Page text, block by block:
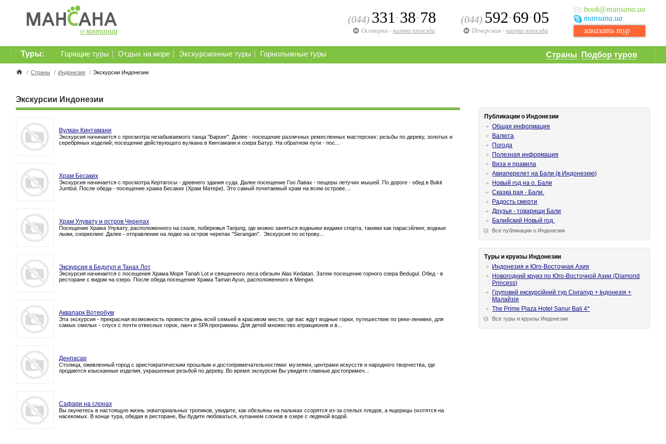
о компании
book@mansana.ua
mansana.ua
заказать тур
(044) 592- 69- 05
Печерская - карта проезда
(044) 331 - 38- 78
Осокорки - карта проезда
Страны Подбор туров
Горящие туры Отдых на море Экскурсионные туры Горнолыжные туры
Туры:
/ Страны / Индонезия / Экскурсии Индонезии
Экскурсии Индонезии
Вулкан Кинтамани
Экскурсия начинается с просмотра незабываемого танца "Баронг". Далее - посещение различных ремесленных мастерских: резьбы по дереву, золотых и
серебряных изделий; посещение действующего вулкана в Кинтамани и озера Батур. На обратном пути - пос...
Храм Бесаких
Экскурсия начинается с просмотра Кертагосы - древнего здания суда. Далее посещение Гоо Лавах - пещеры летучих мышей. По дороге - обед в Bukit
Jumbul. После обеда - посещение храма Бесаких (Храм Матери). Это самый почитаемый храм на всем острове....
Храм Улувату и остров Черепах
Посещение Храма Улувату, расположенного на скале, побережья Tanjung, где можно заняться водными видами спорта, такими как парасэйлинг, водные
лыжи, сноркелинг. Далее - отправление на лодке на остров черепах "Serangan". Экскурсия по острову...
Экскурсия в Бедугул и Танах Лот
Экскурсия начинается с посещения Храма Моря Tanah Lot и священного леса обезьян Alas Kedatan. Затем посещение горного озера Bedugul. Обед - в
ресторане с видом на озеро. После обеда посещение Храма Taman Ayun, расположенного в Mengwi.
Аквапарк Вотербум
Эта экскурсия - прекрасная возможность провести день всей семьей в красивом месте, где вас ждут водные горки, путешествие по реке-ленивке, для
самых смелых - спуск с почти отвесных горок, ланч и SPA программы. Для детей множество атракционов и в...
Денпасар
Столица, оживленный город с аристократическим прошлым и достопримечательностями: музеями, центрами искусств и народного творчества, где
продаются изысканные изделия, украшенные резьбой по дереву. Во время экскурсии Вы увидите главные достопримеч...
Сафари на слонах
Вы окунетесь в настоящую жизнь экваториальных тропиков, увидите, как обезьяны на пальмах ссорятся из-за спелых плодов, а ящерицы охотятся на
насекомых. В конце тура, обедая в ресторане, Вы будите любоваться, купанием слонов в озере с ледяной водой.
Публикации о Индонезии
Общая информация
Валюта
Погода
Полезная информация
Виза и правила
Авиаперелет на Бали (в Индонезию)
Новый год на о. Бали
Сказка рая - Бали.
Радость смерти
Друзья - товарищи Бали
Балийский Новый год.
Все публикации о Индонезии
Туры и круизы Индонезии
Индонезия и Юго-Восточная Азия
Новогодний круиз по Юго-Восточной Азии (Diamond
Princess)
Груповий екскурсійний тур Сінгапур + Індонезія +
Малайзія
The Prime Plaza Hotel Sanur Bali 4*
Все туры и круизы Индонезии